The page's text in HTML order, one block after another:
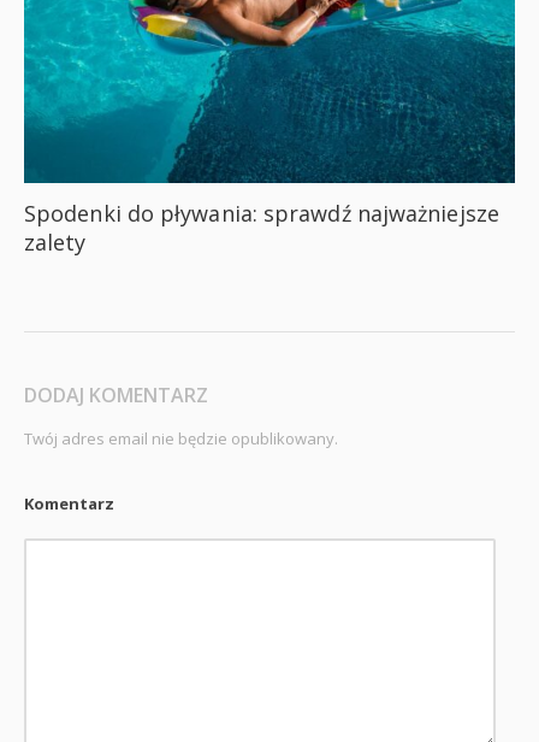
Spodenki do pływania: sprawdź najważniejsze
zalety
DODAJ KOMENTARZ
Twój adres email nie będzie opublikowany.
Komentarz